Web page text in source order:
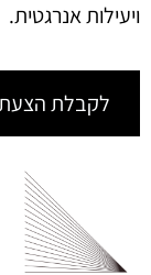
ויעילות אנרגטית.
לקבלת הצעת